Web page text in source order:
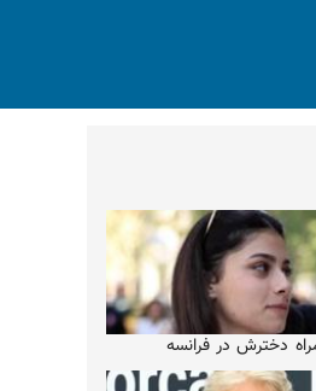
دخترش در فرانسه